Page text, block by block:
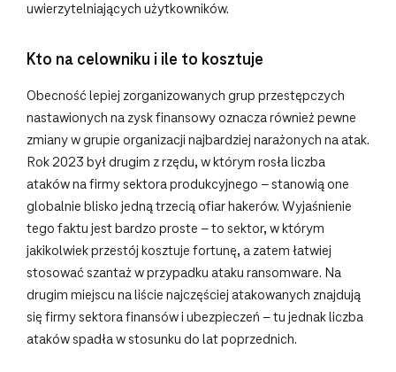
uwierzytelniających użytkowników.
Kto na celowniku i ile to kosztuje
Obecność lepiej zorganizowanych grup przestępczych
nastawionych na zysk finansowy oznacza również pewne
zmiany w grupie organizacji najbardziej narażonych na atak.
Rok 2023 był drugim z rzędu, w którym rosła liczba
ataków na firmy sektora produkcyjnego – stanowią one
globalnie blisko jedną trzecią ofiar hakerów. Wyjaśnienie
tego faktu jest bardzo proste – to sektor, w którym
jakikolwiek przestój kosztuje fortunę, a zatem łatwiej
stosować szantaż w przypadku ataku ransomware. Na
drugim miejscu na liście najczęściej atakowanych znajdują
się firmy sektora finansów i ubezpieczeń – tu jednak liczba
ataków spadła w stosunku do lat poprzednich.